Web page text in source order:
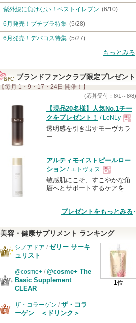
紫外線に負けない！ベストイレブン (6/10)
6月発売！プチプラ特集 (5/28)
6月発売！デパコス特集 (5/27)
もっとみる
ブランドファンクラブ限定プレゼント
【毎月 1・9・17・24日 開催！】
(応募受付：8/1～8/8)
【現品20名様】人気No.1チー
クをプレゼント！ / LoNLy
現
品
透明感を引き出すモーヴカラ
ー
アルティモイストピールロー
ション / エトヴォス
現
品
敏感肌にこそ、すこやかな角
層へとサポートするケアを
プレゼントをもっとみる
美容・健康サプリメント ランキング
1位
シノアドア / ゼリー サーキ
ュリスト
@cosme+ / @cosme+ The
Basic Supplement
CLEAR
ザ・コラーゲン / ザ・コラ
ーゲン ＜ドリンク＞